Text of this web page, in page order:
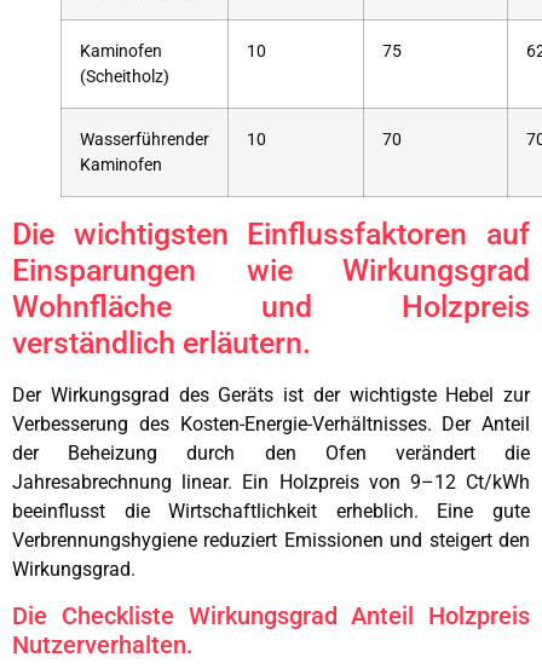
Kaminofen
(Scheitholz)
10 75
Wasserführender
Kaminofen
10 70
Die wichtigsten Einflussfaktoren auf
Einsparungen wie Wirkungsgrad
Wohnfläche und Holzpreis
verständlich erläutern.
Der Wirkungsgrad des Geräts ist der wichtigste Hebel zur
Verbesserung des Kosten-Energie-Verhältnisses. Der Anteil
der Beheizung durch den Ofen verändert die
Jahresabrechnung linear. Ein Holzpreis von 9–12 Ct/kWh
beeinflusst die Wirtschaftlichkeit erheblich. Eine gute
Verbrennungshygiene reduziert Emissionen und steigert den
Wirkungsgrad.
Die Checkliste Wirkungsgrad Anteil Holzpreis
Nutzerverhalten.